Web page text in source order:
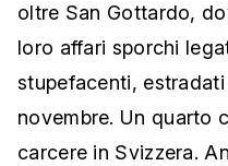
oltre San Gottardo,
loro affari sporchi
stupefacenti,
novembre. Un quarto
carcere in Svizzera.